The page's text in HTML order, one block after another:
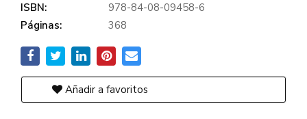
ISBN:
978-84-08-09458-6
Páginas:
368
Añadir a favoritos